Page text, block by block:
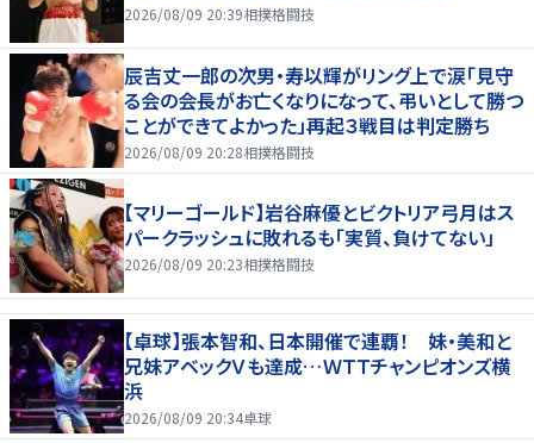
2026/08/09 20:39相撲格闘技
辰吉丈一郎の次男・寿以輝がリング上で涙「見守
る会の会長がお亡くなりになって、弔いとして勝つ
ことができてよかった」再起３戦目は判定勝ち
2026/08/09 20:28相撲格闘技
【マリーゴールド】岩谷麻優とビクトリア弓月はス
パークラッシュに敗れるも「実質、負けてない」
2026/08/09 20:23相撲格闘技
【卓球】張本智和、日本開催で連覇！ 妹・美和と
兄妹アベックＶも達成…ＷＴＴチャンピオンズ横
浜
2026/08/09 20:34卓球